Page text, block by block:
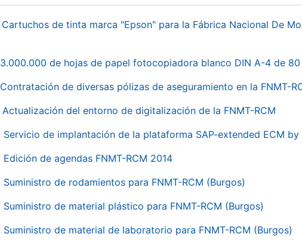
Cartuchos de tinta marca "Epson" para la Fábrica Nacional De
3.000.000 de hojas de papel fotocopiadora blanco DIN A-4 de 80
Contratación de diversas pólizas de aseguramiento en la FNMT-
Actualización del entorno de digitalización de la FNMT-RCM
Servicio de implantación de la plataforma SAP-extended ECM by
Edición de agendas FNMT-RCM 2014
Suministro de rodamientos para FNMT-RCM (Burgos)
Suministro de material plástico para FNMT-RCM (Burgos)
Suministro de material de laboratorio para FNMT-RCM (Burgos)